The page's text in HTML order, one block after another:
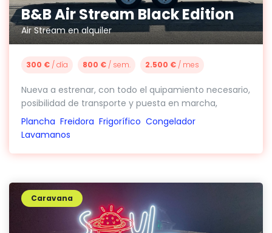
B&B Air Stream Black Edition
Air Stream en alquiler
300 € / día 800 € / sem. 2.500 € / mes
Nueva a estrenar, con todo el quipamiento necesario,
posibilidad de transporte y puesta en marcha,
Plancha Freidora Frigorífico Congelador
Lavamanos
Caravana